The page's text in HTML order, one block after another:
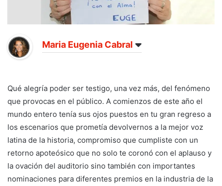
Maria Eugenia Cabral
Qué alegría poder ser testigo, una vez más, del fenómeno
que provocas en el público. A comienzos de este año el
mundo entero tenía sus ojos puestos en tu gran regreso a
los escenarios que prometía devolvernos a la mejor voz
latina de la historia, compromiso que cumpliste con un
retorno apoteósico que no solo te coronó con el aplauso y
la ovación del auditorio sino también con importantes
nominaciones para diferentes premios en la industria de la